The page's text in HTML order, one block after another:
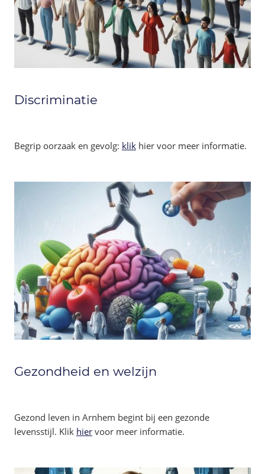
Discriminatie
Begrip oorzaak en gevolg: klik hier voor meer informatie.
Gezondheid en welzijn
Gezond leven in Arnhem begint bij een gezonde
levensstijl. Klik hier voor meer informatie.